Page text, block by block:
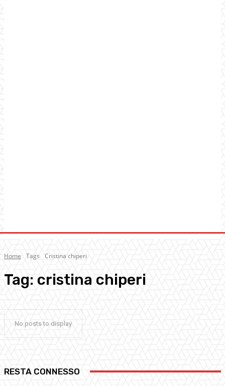
Home Tags Cristina chiperi
Tag: cristina chiperi
No posts to display
RESTA CONNESSO